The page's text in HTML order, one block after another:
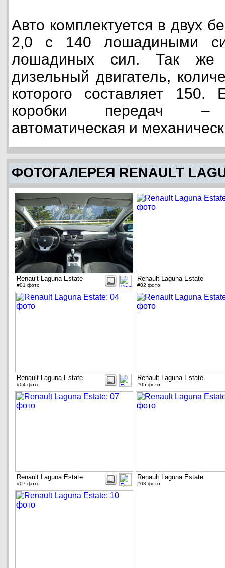
Авто комплектуется в двух
2,0 с 140 лошадиными
лошадиных сил. Так же
дизельный двигатель,
которого составляет
коробки передач –
автоматическая и
ФОТОГАЛЕРЕЯ RENAULT
Renault Laguna Estate
#01 фото
Renault Laguna Estate
#02 фото
Renault Laguna Estate
#04 фото
Renault Laguna Estate
#05 фото
Renault Laguna Estate
#07 фото
Renault Laguna Estate
#08 фото